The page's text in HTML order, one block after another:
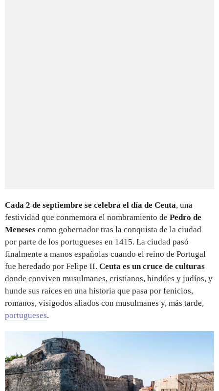
Cada 2 de septiembre se celebra el día de Ceuta, una
festividad que conmemora el nombramiento de Pedro de
Meneses como gobernador tras la conquista de la ciudad
por parte de los portugueses en 1415. La ciudad pasó
finalmente a manos españolas cuando el reino de Portugal
fue heredado por Felipe II. Ceuta es un cruce de culturas
donde conviven musulmanes, cristianos, hindúes y judíos, y
hunde sus raíces en una historia que pasa por fenicios,
romanos, visigodos aliados con musulmanes y, más tarde,
portugueses.